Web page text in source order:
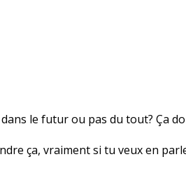
le futur ou pas du tout? Ça
ça, vraiment si tu veux en